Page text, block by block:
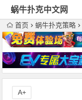
蜗牛扑克中文网
首页 蜗牛扑克策略
A+